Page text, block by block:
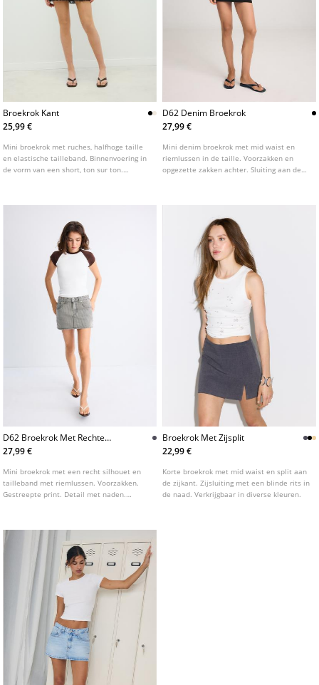
Broekrok Kant
25,99 €
Mini broekrok met ruches, halfhoge taille
en elastische tailleband. Binnenvoering in
de vorm van een short, ton sur ton.
D62 Denim Broekrok
27,99 €
Mini denim broekrok met mid waist en
riemlussen in de taille. Voorzakken en
opgezette zakken achter. Sluiting aan de
D62 Broekrok Met Rechte
Pasvorm En Strepen
27,99 €
Mini broekrok met een recht silhouet en
tailleband met riemlussen. Voorzakken.
Gestreepte print. Detail met naden.
Broekrok Met Zijsplit
22,99 €
Korte broekrok met mid waist en split aan
de zijkant. Zijsluiting met een blinde rits in
de naad. Verkrijgbaar in diverse kleuren.